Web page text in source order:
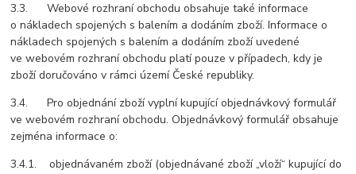
3.3. Webové rozhraní obchodu obsahuje také informace
o nákladech spojených s balením a dodáním zboží. Informace o
nákladech spojených s balením a dodáním zboží uvedené
ve webovém rozhraní obchodu platí pouze v případech, kdy je
zboží doručováno v rámci území České republiky.
3.4. Pro objednání zboží vyplní kupující objednávkový formulář
ve webovém rozhraní obchodu. Objednávkový formulář obsahuje
zejména informace o:
3.4.1. objednávaném zboží (objednávané zboží „vloží“ kupující do